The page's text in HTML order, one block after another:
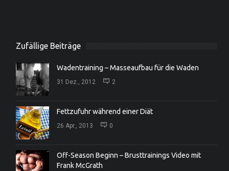
Zufällige Beiträge
Wadentraining – Masseaufbau für die Waden
31 Dez., 2012 2
Fettzufuhr während einer Diät
26 Apr., 2013 0
Off-Season Beginn – Brusttrainings Video mit
Frank McGrath